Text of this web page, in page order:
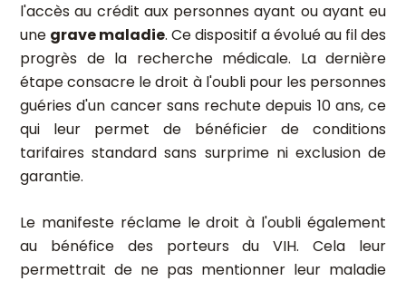
l'accès au crédit aux personnes ayant ou ayant eu
une grave maladie. Ce dispositif a évolué au fil des
progrès de la recherche médicale. La dernière
étape consacre le droit à l'oubli pour les personnes
guéries d'un cancer sans rechute depuis 10 ans, ce
qui leur permet de bénéficier de conditions
tarifaires standard sans surprime ni exclusion de
garantie.
Le manifeste réclame le droit à l'oubli également
au bénéfice des porteurs du VIH. Cela leur
permettrait de ne pas mentionner leur maladie